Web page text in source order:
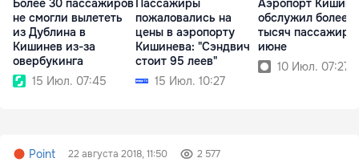
Более 30 пассажиров
не смогли вылететь
из Дублина в
Кишинев из-за
овербукинга
15 Июл. 07:45
Пассажиры
пожаловались на
цены в аэропорту
Кишинева: "Сэндвич
стоит 95 леев"
15 Июл. 10:27
Аэропорт
обслужил более
тысяч
июне
10 Июл. 07:27
Point 22 августа 2018, 11:50 2 577